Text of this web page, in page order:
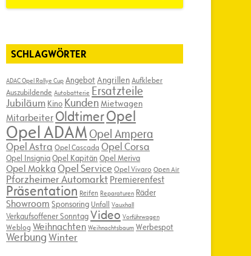
SCHLAGWÖRTER
ADAC Opel Rallye Cup AngebotAngrillenAufkleber
Auszubildende Autobatterie Ersatzteile
Jubiläum Kino Kunden Mietwagen
Mitarbeiter OldtimerOpel
Opel ADAM Opel Ampera
Opel Astra Opel Cascada Opel Corsa
Opel InsigniaOpel Kapitän Opel Meriva
Opel Mokka Opel ServiceOpel Vivaro Open Air
Pforzheimer Automarkt Premierenfest
Präsentation Reifen Reparaturen Räder
Showroom Sponsoring Unfall Vauxhall
Verkaufsoffener SonntagVideo Vorführwagen
Weblog Weihnachten Weihnachtsbaum Werbespot
WerbungWinter